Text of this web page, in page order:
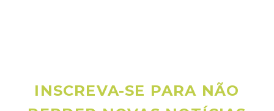
INSCREVA-SE PARA NÃO